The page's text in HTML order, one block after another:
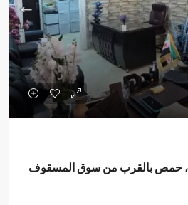
حمص بالقرب من سوق المسقوف